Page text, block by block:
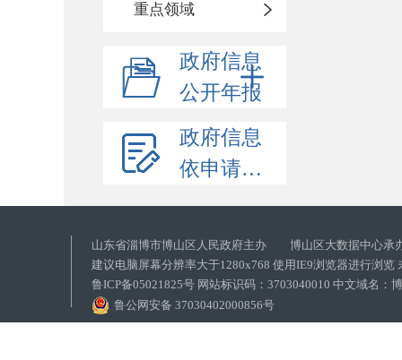
重点领域
政府信息
公开年报
政府信息
依申请公开
山东省淄博市博山区人民政府主办 博山区大数据中心承
建议电脑屏幕分辨率大于1280x768 使用IE9浏览器进行浏览
鲁ICP备05021825号 网站标识码：3703040010 中文域名：
鲁公网安备 37030402000856号